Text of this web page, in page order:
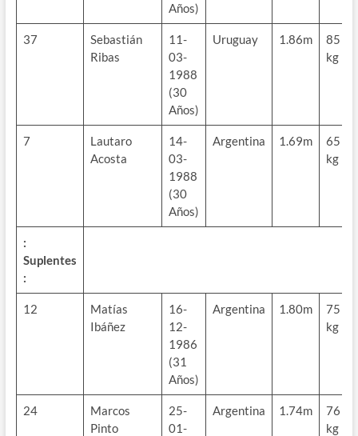
Años)
37
Sebastián
Ribas
11-
03-
1988
(30
Años)
Uruguay 1.86m
85
kg
7
Lautaro
Acosta
14-
03-
1988
(30
Años)
Argentina 1.69m
65
kg
:
Suplentes
:
12
Matías
Ibáñez
16-
12-
1986
(31
Años)
Argentina 1.80m
75
kg
24
Marcos
Pinto
25-
01-
Argentina 1.74m
76
kg